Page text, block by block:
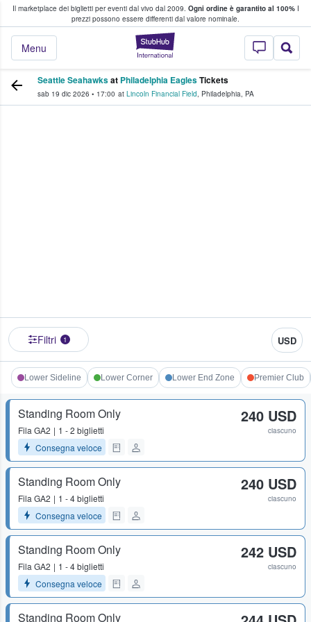
Il marketplace dei biglietti per eventi dal vivo dal 2009. Ogni ordine è garantito al 100%I
prezzi possono essere differenti dal valore nominale.
StubHub - Dove
Menu
fan comprano e vendono biglietti
Seattle Seahawksat Philadelphia EaglesTickets
sab 19 dic 2026 • 17:00 at Lincoln Financial Field, Philadelphia, PA
Filtri 1 USD
Lower Sideline Lower Corner Lower End Zone Premier Club
Standing Room Only
Fila GA2
1 - 2 biglietti
Consegna veloce
240 USD
ciascuno
Standing Room Only
Fila GA2
1 - 4 biglietti
Consegna veloce
240 USD
ciascuno
Standing Room Only
Fila GA2
1 - 4 biglietti
Consegna veloce
242 USD
ciascuno
Standing Room Only